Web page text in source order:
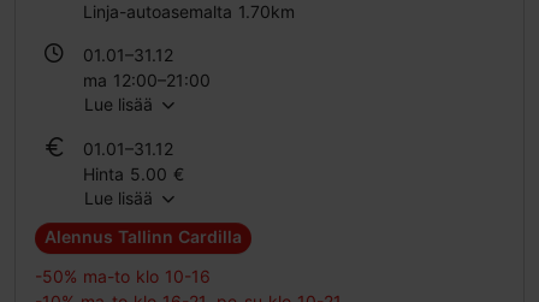
Linja-autoasemalta 1.70km
01.01–31.12
ma 12:00–21:00
ti – su 10:00–21:00
Lue lisää
01.01–31.12
Hinta 5.00 €
Oppilaslippu 5.00 €
Perhelippu 18.00 €
Lue lisää
Alennus Tallinn Cardilla
-50% ma-to klo 10-16